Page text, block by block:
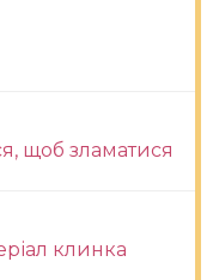
щоб зламатися
клинка